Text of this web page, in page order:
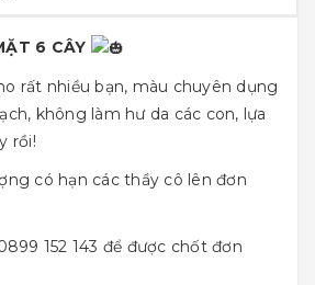
6 CÂY
rất nhiều bạn, màu chuyên dụng
không làm hư da các con, lựa
rồi!
có hạn các thầy cô lên đơn
152 143 để được chốt đơn